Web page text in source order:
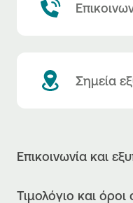
Σημεία
Επικοινωνία και
Τιμολόγιο και